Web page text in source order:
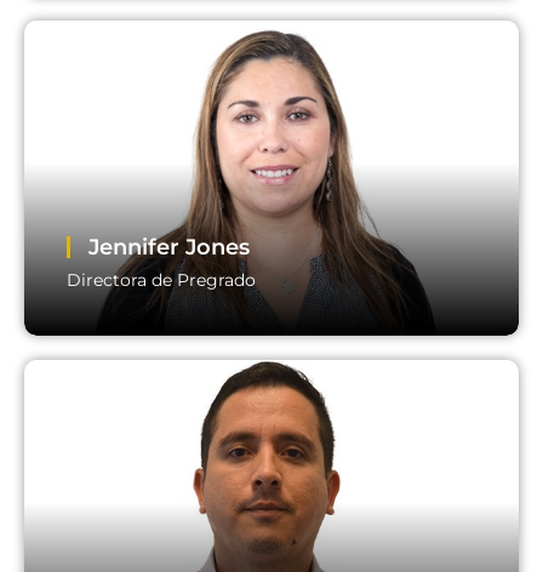
Pablo Lezana
Director General de Docencia
director.dgd@usm.cl
Jennifer Jones
Directora de Pregrado
Jennifer Jones
Directora de Pregrado
direccion.dea@usm.cl